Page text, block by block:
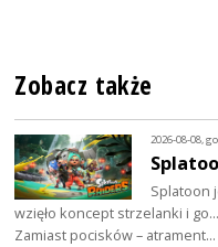
Zobacz także
2026-08-08,
Splatoon
wzięło koncept strzelanki i
Zamiast pocisków – atrament…